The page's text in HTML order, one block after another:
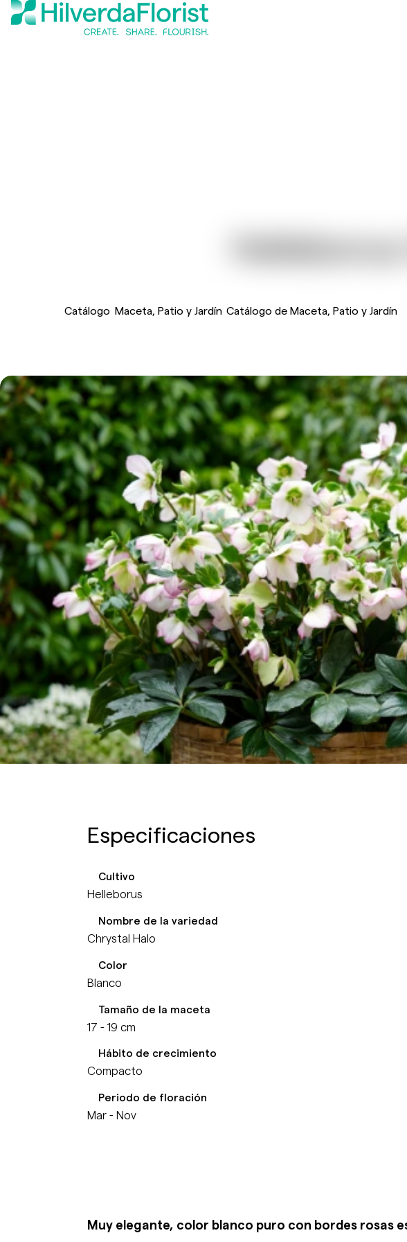
Helleborus
Catálogo Maceta, Patio y Jardín Catálogo de Maceta, Patio y Jardín
Especificaciones
Cultivo
Helleborus
Nombre de la variedad
Chrystal Halo
Color
Blanco
Tamaño de la maceta
17 - 19 cm
Hábito de crecimiento
Compacto
Periodo de floración
Mar - Nov
Muy elegante, color blanco puro con bordes rosas